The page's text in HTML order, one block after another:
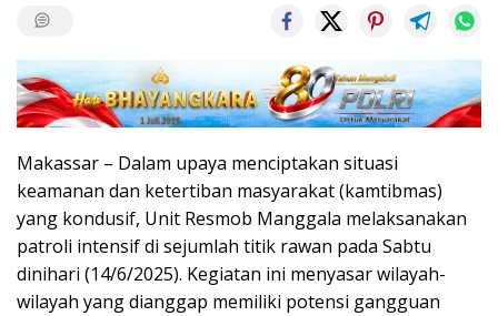
Makassar – Dalam upaya menciptakan situasi
keamanan dan ketertiban masyarakat (kamtibmas)
yang kondusif, Unit Resmob Manggala melaksanakan
patroli intensif di sejumlah titik rawan pada Sabtu
dinihari (14/6/2025). Kegiatan ini menyasar wilayah-
wilayah yang dianggap memiliki potensi gangguan